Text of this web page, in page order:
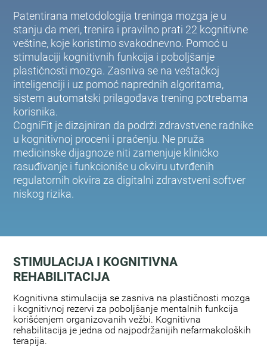
Patentirana metodologija treninga mozga je u
stanju da meri, trenira i pravilno prati 22 kognitivne
veštine, koje koristimo svakodnevno. Pomoć u
stimulaciji kognitivnih funkcija i poboljšanje
plastičnosti mozga. Zasniva se na veštačkoj
inteligenciji i uz pomoć naprednih algoritama,
sistem automatski prilagođava trening potrebama
korisnika.
CogniFit je dizajniran da podrži zdravstvene radnike
u kognitivnoj proceni i praćenju. Ne pruža
medicinske dijagnoze niti zamenjuje kliničko
rasuđivanje i funkcioniše u okviru utvrđenih
regulatornih okvira za digitalni zdravstveni softver
niskog rizika.
STIMULACIJA I KOGNITIVNA
REHABILITACIJA
Kognitivna stimulacija se zasniva na plastičnosti mozga
i kognitivnoj rezervi za poboljšanje mentalnih funkcija
korišćenjem organizovanih vežbi. Kognitivna
rehabilitacija je jedna od najpodržanijih nefarmakoloških
terapija.